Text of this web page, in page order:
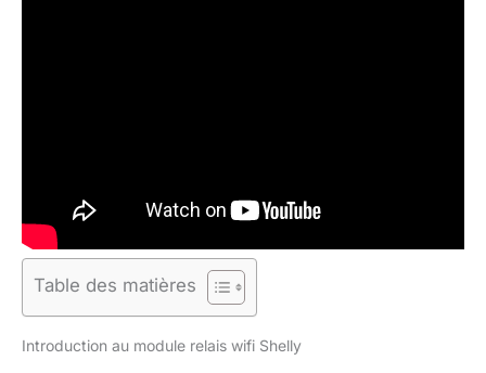
Table des matières
Introduction au module relais wifi Shelly